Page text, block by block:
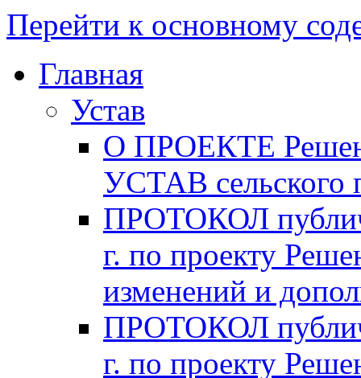
Перейти к основному
Главная
Устав
О ПРОЕКТЕ
УСТАВ сельского
ПРОТОКОЛ
г. по проекту
изменений и
ПРОТОКОЛ
г. по проекту